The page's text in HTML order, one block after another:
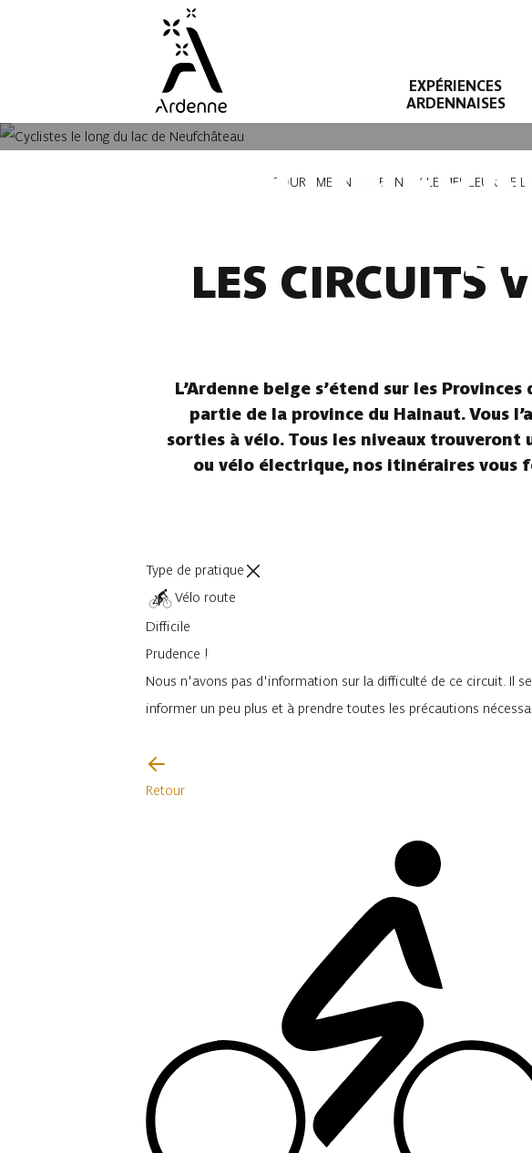
EXPÉRIENCES
ARDENNAISES
LESTOURISME EN ARDENNE LE MEILLEUR DE
LES CIRCUITS
L’Ardenne belge s’étend sur les
partie de la province du Hainaut. Vous
sorties à vélo. Tous les niveaux trouveront
ou vélo électrique, nos itinéraires vous
Type de pratique
Vélo route
Difficile
Prudence !
Nous n'avons pas d'information sur la difficulté de ce circuit. Il
informer un peu plus et à prendre toutes les précautions
Retour